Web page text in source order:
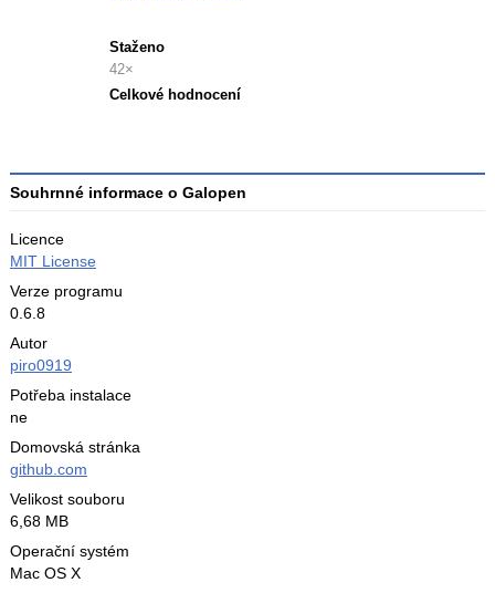
Staženo
42×
Celkové hodnocení
Souhrnné informace o Galopen
Licence
MIT License
Verze programu
0.6.8
Autor
piro0919
Potřeba instalace
ne
Domovská stránka
github.com
Velikost souboru
6,68 MB
Operační systém
Mac OS X